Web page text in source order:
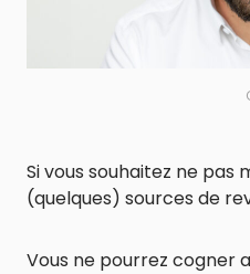
Si vous souhaitez ne pas
(quelques) sources de
Vous ne pourrez cogner